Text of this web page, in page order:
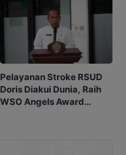
Pelayanan Stroke RSUD
Doris Diakui Dunia, Raih
WSO Angels Award